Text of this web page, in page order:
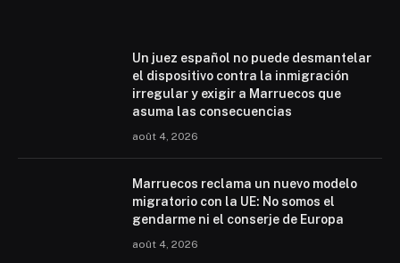
Un juez español no puede desmantelar
el dispositivo contra la inmigración
irregular y exigir a Marruecos que
asuma las consecuencias
août 4, 2026
Marruecos reclama un nuevo modelo
migratorio con la UE: No somos el
gendarme ni el conserje de Europa
août 4, 2026